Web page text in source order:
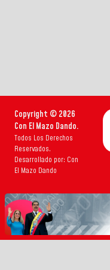
Copyright © 2026
Con El Mazo Dando.
Todos Los Derechos
Reservados.
Desarrollado por: Con
El Mazo Dando